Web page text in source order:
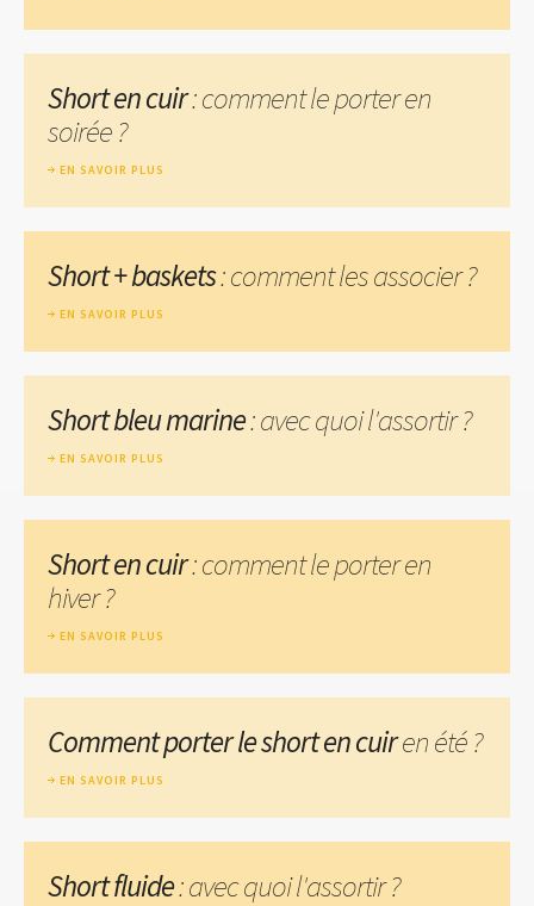
Short en cuir: comment le porter en
soirée ?
EN SAVOIR PLUS
Short + baskets: comment les associer ?
EN SAVOIR PLUS
Short bleu marine: avec quoi l'assortir ?
EN SAVOIR PLUS
Short en cuir: comment le porter en
hiver ?
EN SAVOIR PLUS
Comment porter le short en cuiren été ?
EN SAVOIR PLUS
Short fluide: avec quoi l'assortir ?